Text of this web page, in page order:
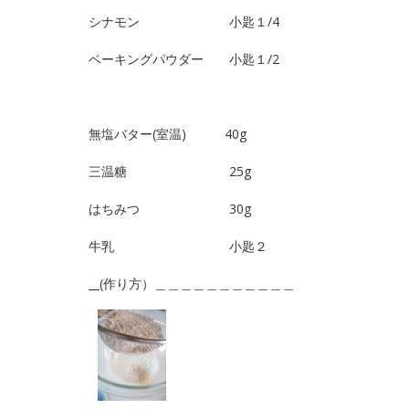
シナモン 小匙１/4
ベーキングパウダー 小匙１/2
無塩バター(室温) 40g
三温糖 25g
はちみつ 30g
牛乳 小匙２
__(作り方）＿＿＿＿＿＿＿＿＿＿＿